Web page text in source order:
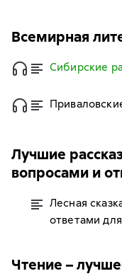
Всемирная
Сибирские
Лучшие
вопросами и
Лесная
ответами
Чтение –